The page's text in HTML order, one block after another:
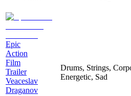
Epic
Action
Film
Trailer
Veaceslav
Draganov
Drums, Strings,
Energetic, Sad